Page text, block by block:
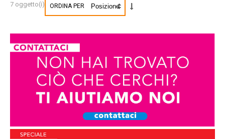
7 oggetto(i) ORDINA PER